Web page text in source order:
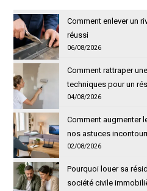
Comment enlever un
réussi
06/08/2026
Comment rattraper
techniques pour un
04/08/2026
Comment augmenter
nos astuces
02/08/2026
Pourquoi louer sa
société civile